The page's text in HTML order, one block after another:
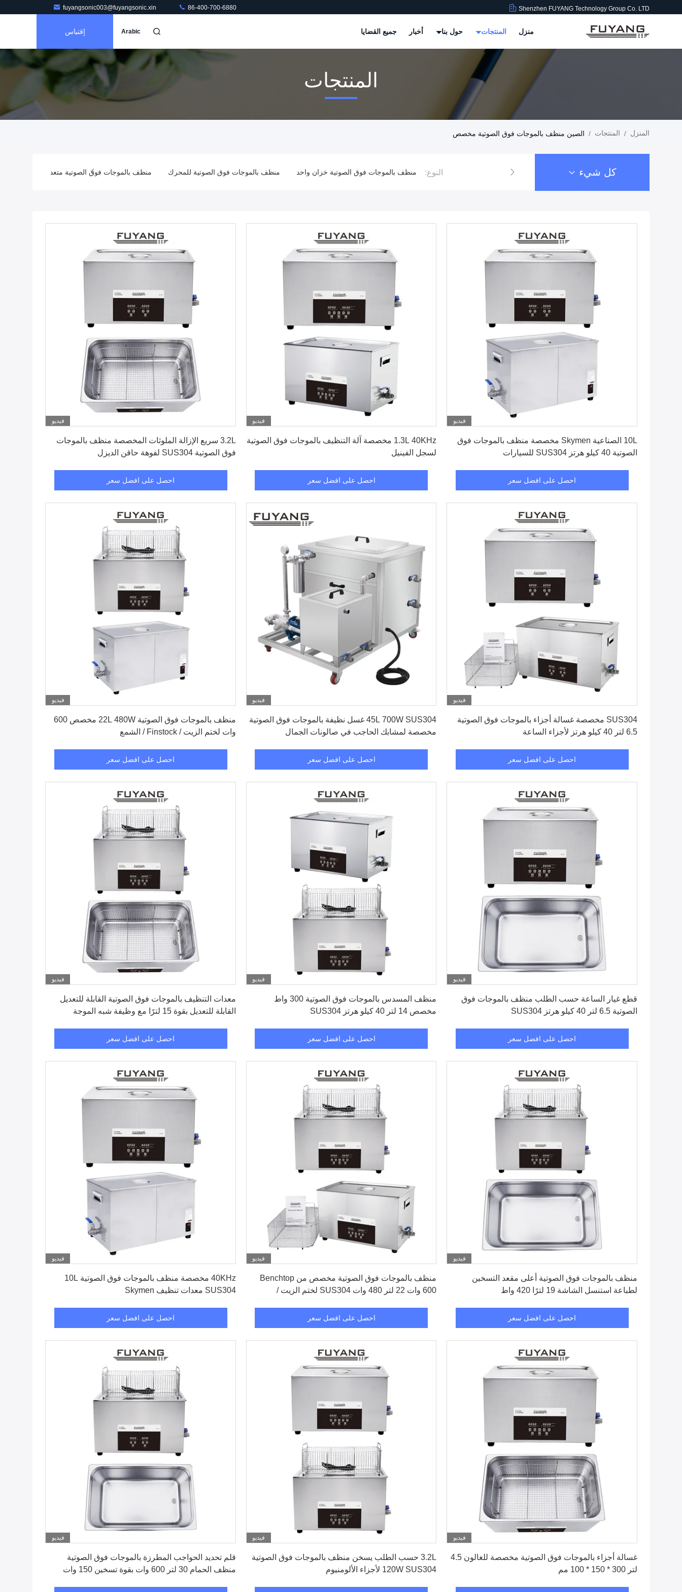
Shenzhen FUYANG Technology Group Co. LTD
fuyangsonic003@fuyangsonic.xin 86-400-700-6880
منزل المنتجات حول بنا أخبار جميع القضايا Arabic إقتباس
المنتجات
المنزل / المنتجات / الصين منظف ​​بالموجات فوق الصوتية مخصص
كل شيء النوع:منظف ​​بالموجات فوق الصوتية الصناعية الكبيرة منظف ​​بالموجات فوق الصوتية خزان واحد منظف ​​بالموجات فوق الصوتية للمحرك منظف ​​بالموجات فوق الصوتية متعدد الخزانات
فيديو
10L الصناعية Skymen مخصصة منظف بالموجات فوق
الصوتية 40 كيلو هرتز SUS304 للسيارات
احصل على افضل سعر
فيديو
1.3L 40KHz مخصصة آلة التنظيف بالموجات فوق الصوتية
لسجل الفينيل
احصل على افضل سعر
فيديو
3.2L سريع الإزالة الملوثات المخصصة منظف بالموجات
فوق الصوتية SUS304 لفوهة حاقن الديزل
احصل على افضل سعر
فيديو
SUS304 مخصصة غسالة أجزاء بالموجات فوق الصوتية
6.5 لتر 40 كيلو هرتز لأجزاء الساعة
احصل على افضل سعر
فيديو
45L 700W SUS304 غسل نظيفة بالموجات فوق الصوتية
مخصصة لمشابك الحاجب في صالونات الجمال
احصل على افضل سعر
فيديو
منظف ​​بالموجات فوق الصوتية 22L 480W مخصص 600
وات لختم الزيت / Finstock / الشمع
احصل على افضل سعر
فيديو
قطع غيار الساعة حسب الطلب منظف بالموجات فوق
الصوتية 6.5 لتر 40 كيلو هرتز SUS304
احصل على افضل سعر
فيديو
منظف ​​المسدس بالموجات فوق الصوتية 300 واط
مخصص 14 لتر 40 كيلو هرتز SUS304
احصل على افضل سعر
فيديو
معدات التنظيف بالموجات فوق الصوتية القابلة للتعديل
القابلة للتعديل بقوة 15 لترًا مع وظيفة شبه الموجة
احصل على افضل سعر
فيديو
منظف ​​بالموجات فوق الصوتية أعلى مقعد التسخين
لطباعة استنسل الشاشة 19 لترًا 420 واط
احصل على افضل سعر
فيديو
منظف ​​بالموجات فوق الصوتية مخصص من Benchtop
600 وات 22 لتر 480 وات SUS304 لختم الزيت /
احصل على افضل سعر
فيديو
40KHz مخصصة منظف بالموجات فوق الصوتية 10L
SUS304 معدات تنظيف Skymen
احصل على افضل سعر
فيديو
غسالة أجزاء بالموجات فوق الصوتية مخصصة للغالون 4.5
لتر 300 * 150 * 100 مم
فيديو
3.2L حسب الطلب يسخن منظف بالموجات فوق الصوتية
120W SUS304 لأجزاء الألومنيوم
فيديو
قلم تحديد الحواجب المطرزة بالموجات فوق الصوتية
منظف الحمام 30 لتر 600 وات بقوة تسخين 150 وات